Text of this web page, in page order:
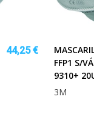
44,25 €
FFP1 S/
9310+
3M